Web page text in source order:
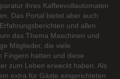
ihres Kaffeevollautomaten
Das Portal bietet aber auch
und allen
das Thema Maschinen und
Mitglieder, die viele
Fingern hatten und diese
zum Leben erweckt haben. Als
extra für Gäste eingerichteten